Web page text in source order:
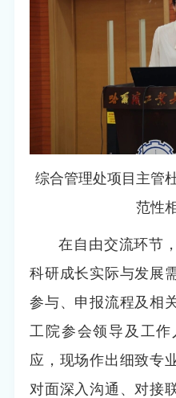
综合管理处项目主管
范性
在自由交流环节
科研成长实际与发展
参与、申报流程及相
工院参会领导及工
应，现场作出细致专
对面深入沟通、对接